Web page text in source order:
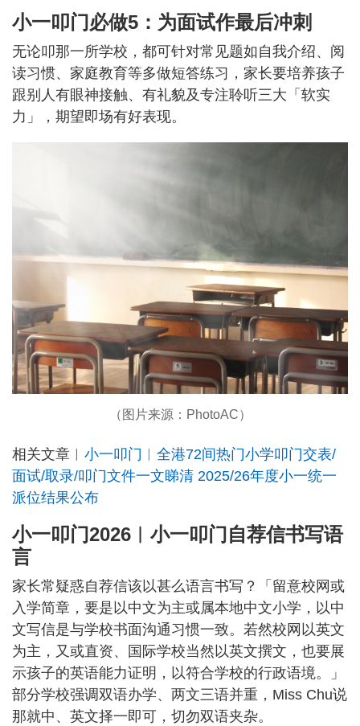
小一叩门必做5：为面试作最后冲刺
无论叩那一所学校，都可针对常见题如自我介绍、阅
读习惯、家庭教育等多做短答练习，家长要培养孩子
跟别人有眼神接触、有礼貌及专注聆听三大「软实
力」，期望即场有好表现。
（图片来源：PhotoAC）
相关文章︳ 小一叩门︳全港72间热门小学叩门交表/
面试/取录/叩门文件一文睇清 2025/26年度小一统一
派位结果公布
小一叩门2026︳小一叩门自荐信书写语
言
家长常疑惑自荐信该以甚么语言书写？「留意校网或
入学简章，要是以中文为主或属本地中文小学，以中
文写信是与学校书面沟通习惯一致。若然校网以英文
为主，又或直资、国际学校当然以英文撰文，也要展
示孩子的英语能力证明，以符合学校的行政语境。」
部分学校强调双语办学、两文三语并重，Miss Chu说
那就中、英文择一即可，切勿双语夹杂。